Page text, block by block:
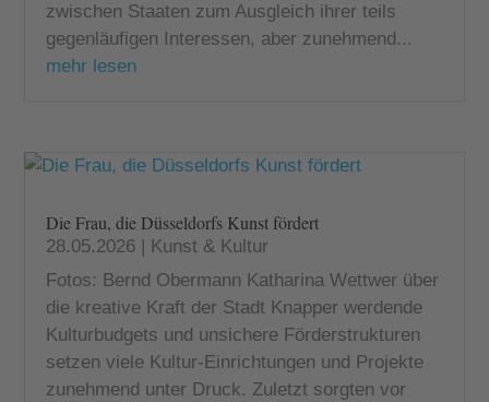
zwischen Staaten zum Ausgleich ihrer teils
gegenläufigen Interessen, aber zunehmend...
mehr lesen
Die Frau, die Düsseldorfs Kunst fördert
28.05.2026 | Kunst & Kultur
Fotos: Bernd Obermann Katharina Wettwer über
die kreative Kraft der Stadt Knapper werdende
Kulturbudgets und unsichere Förderstrukturen
setzen viele Kultur-Einrichtungen und Projekte
zunehmend unter Druck. Zuletzt sorgten vor